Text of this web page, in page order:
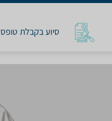
סיוע בקבלת טופס 17